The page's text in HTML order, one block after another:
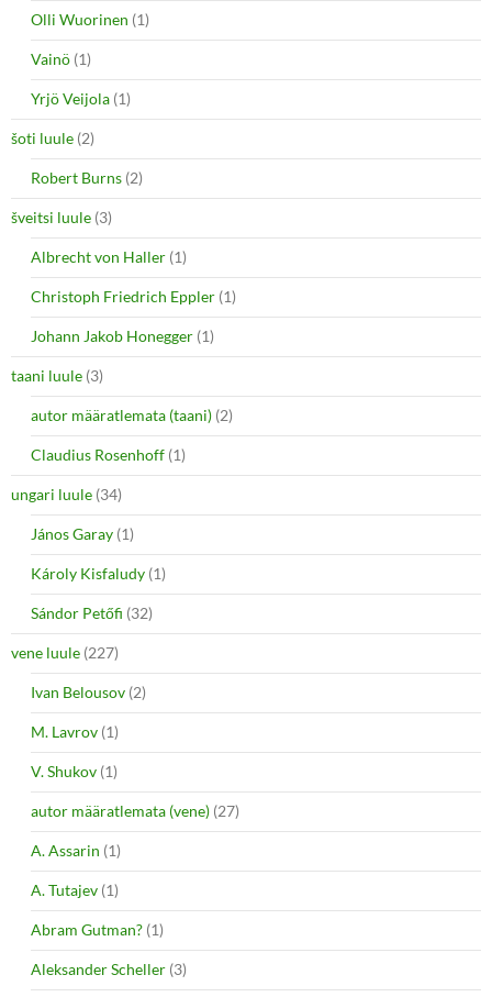
Olli Wuorinen (1)
Vainö (1)
Yrjö Veijola (1)
šoti luule (2)
Robert Burns (2)
šveitsi luule (3)
Albrecht von Haller (1)
Christoph Friedrich Eppler (1)
Johann Jakob Honegger (1)
taani luule (3)
autor määratlemata (taani) (2)
Claudius Rosenhoff (1)
ungari luule (34)
János Garay (1)
Károly Kisfaludy (1)
Sándor Petőfi (32)
vene luule (227)
Ivan Belousov (2)
M. Lavrov (1)
V. Shukov (1)
autor määratlemata (vene) (27)
A. Assarin (1)
A. Tutajev (1)
Abram Gutman? (1)
Aleksander Scheller (3)